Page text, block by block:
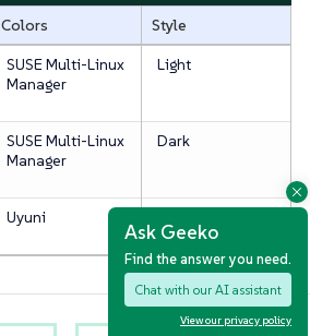
Ask Geeko
Find the answer you need.
Chat with our AI assistant
View our privacy policy
Colors
Style
SUSE Multi-Linux
Manager
Light
SUSE Multi-Linux
Manager
Dark
Uyuni